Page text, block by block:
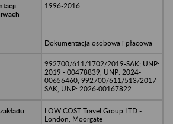
1996-2016
Dokumentacja osobowa i płacowa
992700/611/1702/2019-SAK; UNP:
2019 - 00478839, UNP: 2024-
00656460, 992700/611/513/2017-
SAK, UNP: 2026-00167822
LOW COST Travel Group LTD -
London, Moorgate